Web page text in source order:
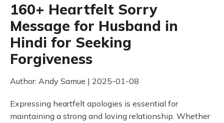
160+ Heartfelt Sorry
Message for Husband in
Hindi for Seeking
Forgiveness
Author: Andy Samue | 2025-01-08
Expressing heartfelt apologies is essential for
maintaining a strong and loving relationship. Whether